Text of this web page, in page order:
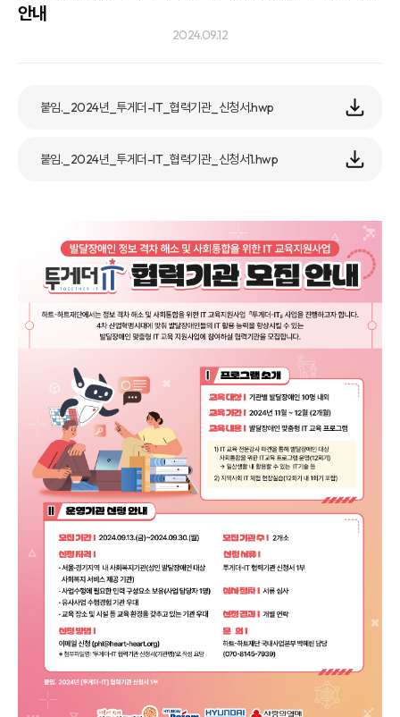
안내
2024.09.12
붙임._2024년_투게더-IT_협력기관_신청서.hwp
붙임._2024년_투게더-IT_협력기관_신청서1.hwp